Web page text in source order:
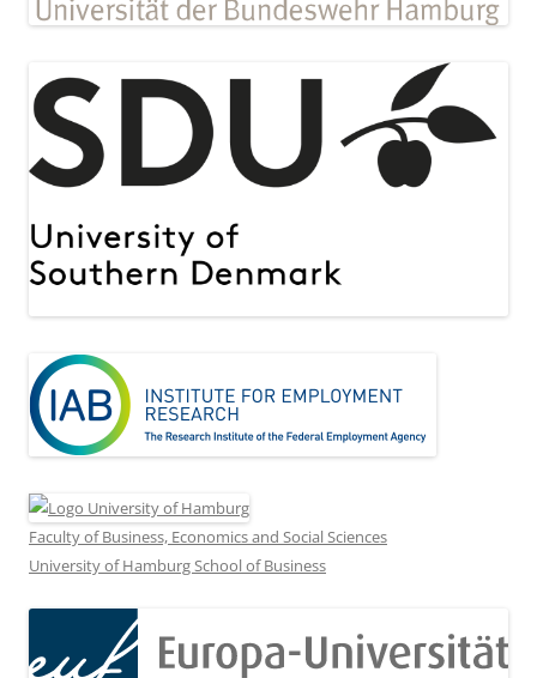
Faculty of Business, Economics and Social Sciences
University of Hamburg School of Business